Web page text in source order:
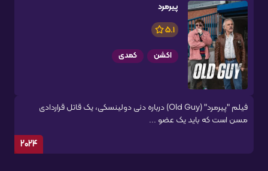
پیرمرد
5.1
اکشن کمدی
فیلم "پیرمرد" (Old Guy) درباره دنی دولینسکی، یک قاتل قراردادی
مسن است که باید یک عضو ...
2024